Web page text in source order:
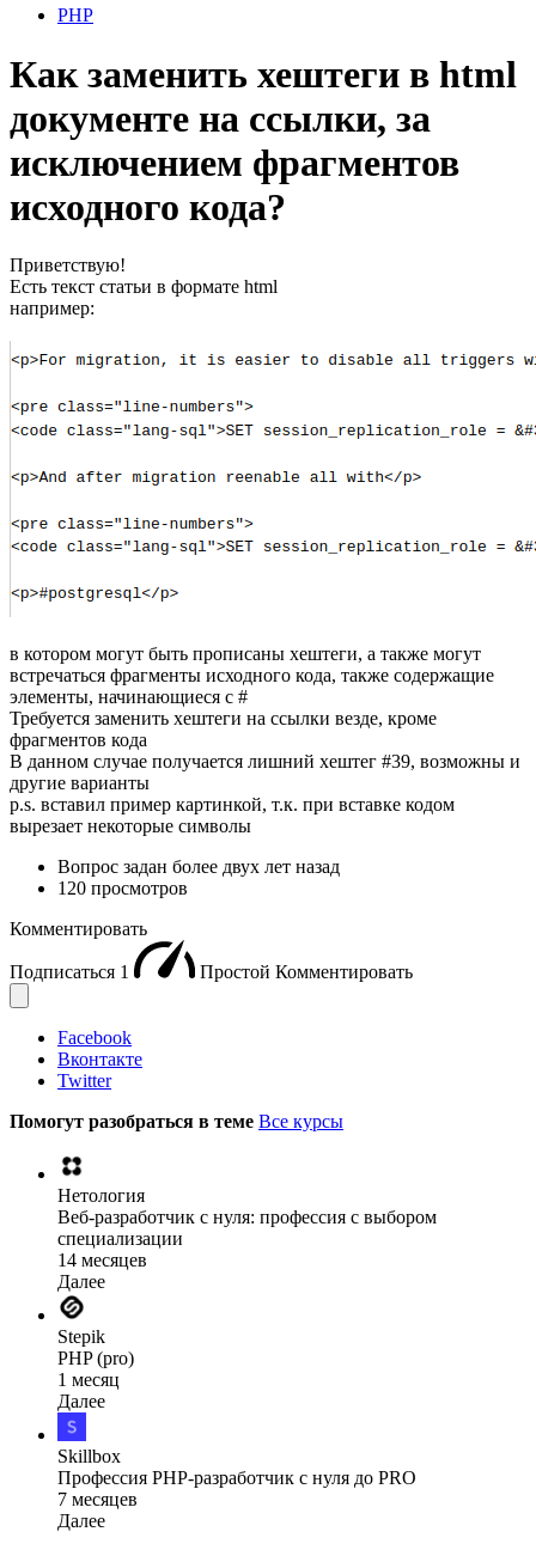
PHP
Как заменить хештеги в html
документе на ссылки, за
исключением фрагментов
исходного кода?
Приветствую!
Есть текст статьи в формате html
например:
в котором могут быть прописаны хештеги, а также могут
встречаться фрагменты исходного кода, также содержащие
элементы, начинающиеся с #
Требуется заменить хештеги на ссылки везде, кроме
фрагментов кода
В данном случае получается лишний хештег #39, возможны и
другие варианты
p.s. вставил пример картинкой, т.к. при вставке кодом
вырезает некоторые символы
Вопрос задан более двух лет назад
120 просмотров
Комментировать
Подписаться 1 Простой Комментировать
Facebook
Вконтакте
Twitter
Помогут разобраться в теме Все курсы
Нетология
Веб-разработчик с нуля: профессия с выбором
специализации
14 месяцев
Далее
Stepik
PHP (pro)
1 месяц
Далее
Skillbox
Профессия PHP-разработчик с нуля до PRO
7 месяцев
Далее